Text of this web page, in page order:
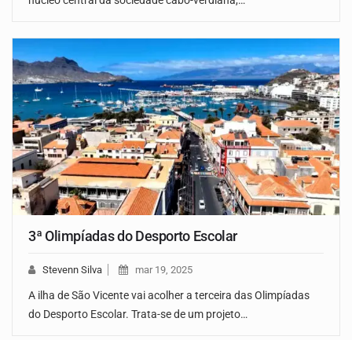
3ª Olimpíadas do Desporto Escolar
Stevenn Silva mar 19, 2025
A ilha de São Vicente vai acolher a terceira das Olimpíadas
do Desporto Escolar. Trata-se de um projeto…